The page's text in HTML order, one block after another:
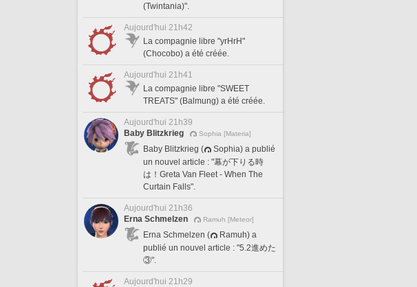
(Twintania)".
Aujourd'hui 21h42
La compagnie libre "yrHrH"
(Chocobo) a été créée.
Aujourd'hui 21h41
La compagnie libre "SWEET
TREATS" (Balmung) a été créée.
Aujourd'hui 21h39
Baby Blitzkrieg
Sophia [Materia]
Baby Blitzkrieg (
Sophia) a publié
un nouvel article : "幕が下りる時
は！Greta Van Fleet - When The
Curtain Falls".
Aujourd'hui 21h36
Erna Schmelzen
Ramuh [Meteor]
Erna Schmelzen (
Ramuh) a
publié un nouvel article : "5.2進めた
③".
Aujourd'hui 21h29